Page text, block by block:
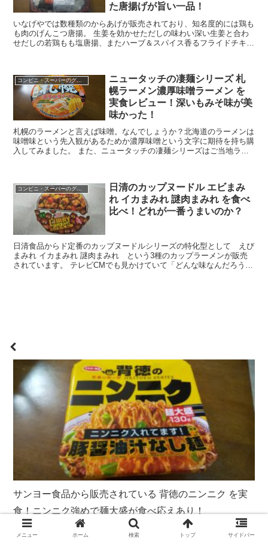
た唐揚げが旨い一品！
いなげやでは数種類のからあげが販売されており、知名度的には鶏も
も肉のげんこつ唐揚。 生姜を効かせただしの味わい深い生姜と合わ
せだしの若鶏もも塩唐揚、またハーブ＆スパイス香るフライドチキン
コンビニ・スーパーのグルメ
ニュータッチの凄麺シリーズ 札
幌ラーメン濃厚味噌ラーメン を
実食レビュー！深いもみそ味が美
味かった！
札幌のラーメンと言えば味噌。なんでしょうか？北海道のラーメンは
味噌味という先入観があるためか濃厚味噌という文字に期待を持ち購
入してみました。 また、ニュータッチの凄麺シリーズはご当地ラー
コンビニ・スーパーのグルメ
日清のカップヌードル エビまみ
れ イカまみれ 謎肉まみれ を食べ
比べ！どれが一番うまいのか？
日清食品からド定番のカップヌードルシリーズの特化型として えび
まみれ イカまみれ 謎肉まみれ という3種のカップラーメンが販売
されています。 テレビCMでも見かけていて「どんな味なんだろう？
サンヨー食品から販売されている 背徳のニンニク を実
食！ニンニク強めで麺大盛が食べ応えあり！
メニュー ホーム 検索 トップ サイドバー